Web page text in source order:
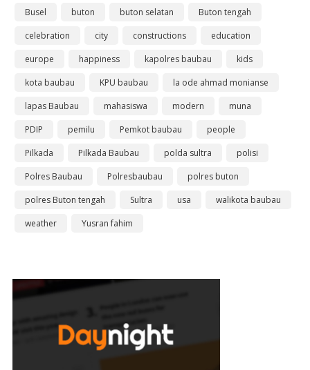
Busel
buton buton selatan
Buton tengah
celebration
city constructions
education
europe
happiness kapolres baubau
kids
kota baubau
KPU baubau
la ode ahmad monianse
lapas Baubau
mahasiswa modern
muna
PDIP
pemilu Pemkot baubau
people
Pilkada
Pilkada Baubau polda sultra
polisi
Polres Baubau
Polresbaubau
polres buton
polres Buton tengah
Sultra usa
walikota baubau
weather
Yusran fahim